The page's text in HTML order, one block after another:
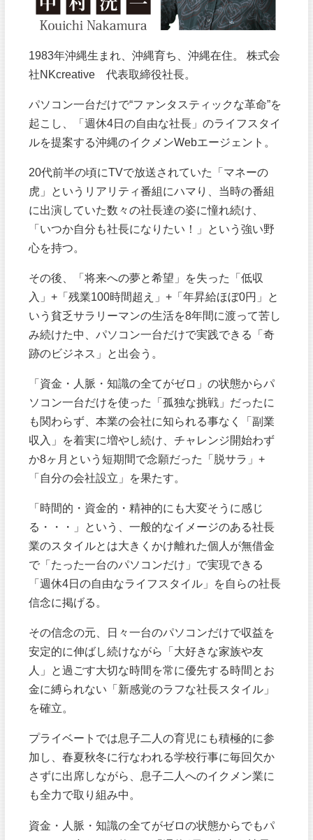
1983年沖縄生まれ、沖縄育ち、沖縄在住。 株式会
社NKcreative 代表取締役社長。
パソコン一台だけで“ファンタスティックな革命”を
起こし、「週休4日の自由な社長」のライフスタイ
ルを提案する沖縄のイクメンWebエージェント。
20代前半の頃にTVで放送されていた「マネーの
虎」というリアリティ番組にハマり、当時の番組
に出演していた数々の社長達の姿に憧れ続け、
「いつか自分も社長になりたい！」という強い野
心を持つ。
その後、「将来への夢と希望」を失った「低収
入」+「残業100時間超え」+「年昇給ほぼ0円」と
いう貧乏サラリーマンの生活を8年間に渡って苦し
み続けた中、パソコン一台だけで実践できる「奇
跡のビジネス」と出会う。
「資金・人脈・知識の全てがゼロ」の状態からパ
ソコン一台だけを使った「孤独な挑戦」だったに
も関わらず、本業の会社に知られる事なく「副業
収入」を着実に増やし続け、チャレンジ開始わず
か8ヶ月という短期間で念願だった「脱サラ」+
「自分の会社設立」を果たす。
「時間的・資金的・精神的にも大変そうに感じ
る・・・」という、一般的なイメージのある社長
業のスタイルとは大きくかけ離れた個人が無借金
で「たった一台のパソコンだけ」で実現できる
「週休4日の自由なライフスタイル」を自らの社長
信念に掲げる。
その信念の元、日々一台のパソコンだけで収益を
安定的に伸ばし続けながら「大好きな家族や友
人」と過ごす大切な時間を常に優先する時間とお
金に縛られない「新感覚のラフな社長スタイル」
を確立。
プライベートでは息子二人の育児にも積極的に参
加し、春夏秋冬に行なわれる学校行事に毎回欠か
さずに出席しながら、息子二人へのイクメン業に
も全力で取り組み中。
資金・人脈・知識の全てがゼロの状態からでもパ